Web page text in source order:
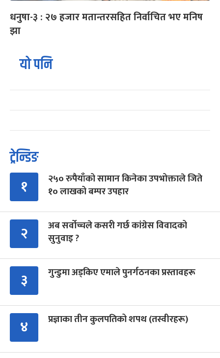
धनुषा-३ : २७ हजार मतान्तरसहित निर्वाचित भए मनिष
झा
यो पनि
ट्रेन्डिङ
१
२५० रुपैयाँको सामान किनेका उपभोक्ताले जिते
१० लाखको बम्पर उपहार
२
अब सर्वोच्चले कसरी गर्छ कांग्रेस विवादको
सुनुवाइ ?
३ गुन्डुमा अड्किए एमाले पुनर्गठनका प्रस्तावहरू
४ प्रज्ञाका तीन कुलपतिको शपथ (तस्वीरहरू)